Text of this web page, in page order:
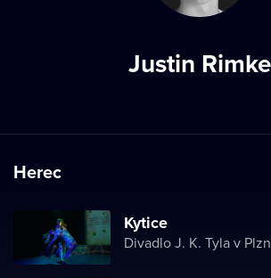
Justin Rimke
Herec
Kytice
Divadlo J. K. Tyla v